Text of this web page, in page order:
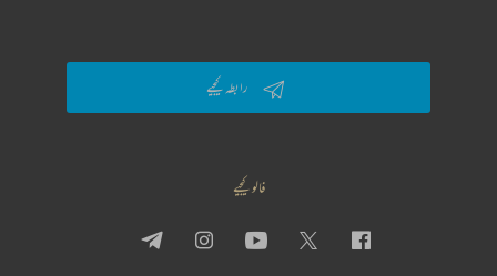
رابطہ کیجیے
فالو کیجیے